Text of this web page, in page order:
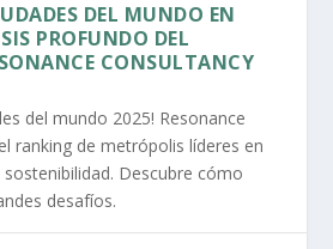
DEL MUNDO EN
PROFUNDO DEL
CONSULTANCY
del mundo 2025! Resonance
ranking de metrópolis líderes en
Descubre cómo
desafíos.